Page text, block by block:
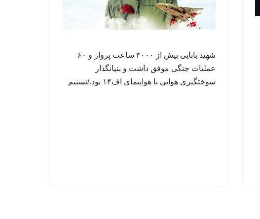
شهید بابایی بیش از ۳۰۰۰ ساعت پرواز و ۶۰
عملیات جنگی موفق داشت و بنیانگذار
سوختگیری هوایی با هواپیمای اف۱۴ بود./تسنیم